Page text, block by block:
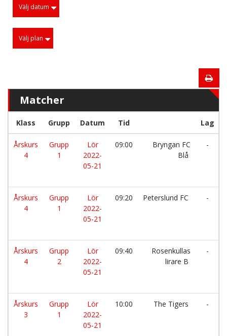
Välj datum
Välj plan
Matcher
Klass Grupp Datum Tid Lag
Årskurs
4
Grupp
1
Lör
2022-
05-21
09:00
Bryngan FC
Blå
-
Årskurs
4
Grupp
1
Lör
2022-
05-21
09:20 Peterslund FC -
Årskurs
4
Grupp
2
Lör
2022-
05-21
09:40
Rosenkullas
lirare B
-
Årskurs
3
Grupp
1
Lör
2022-
05-21
10:00 The Tigers -